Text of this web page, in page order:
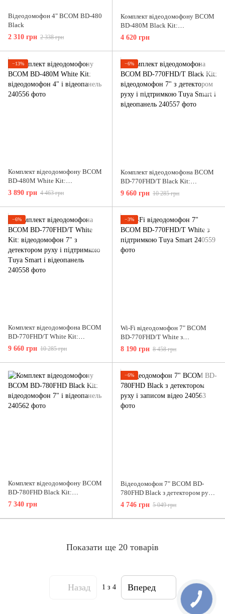
Відеодомофон 4" BCOM BD-480
Black
2 310 грн 2 338 грн
Комплект відеодомофону BCOM
BD-480M Black Kit:
відеодомофон 4" і відеопанель
4 620 грн
−13%
Комплект відеодомофону BCOM
BD-480M White Kit:
відеодомофон 4" і відеопанель
3 890 грн 4 463 грн
−6%
Комплект відеодомофона BCOM
BD-770FHD/T Black Kit:
відеодомофон 7" з детектором
руху і підтримкою Tuya Smart і
відеопанель
9 660 грн 10 285 грн
−6%
Комплект відеодомофона BCOM
BD-770FHD/T White Kit:
відеодомофон 7" з детектором
руху і підтримкою Tuya Smart і
відеопанель
9 660 грн 10 285 грн
−3%
Wi-Fi відеодомофон 7" BCOM
BD-770FHD/T White з
підтримкою Tuya Smart
8 190 грн 8 458 грн
Комплект відеодомофону BCOM
BD-780FHD Black Kit:
відеодомофон 7" і відеопанель
7 340 грн
−6%
Відеодомофон 7" BCOM BD-
780FHD Black з детектором руху
і записом відео
4 746 грн 5 049 грн
Показати ще 20 товарів
Назад 1 з 4 Вперед